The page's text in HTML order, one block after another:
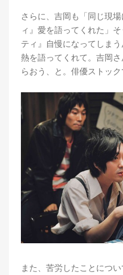
さらに、吉岡も「同じ現
ィ』愛を語ってくれた」
ティ』自慢になってしま
熱を語ってくれて。吉岡
らおう、と。俳優ストッ
また、苦労したことにつ